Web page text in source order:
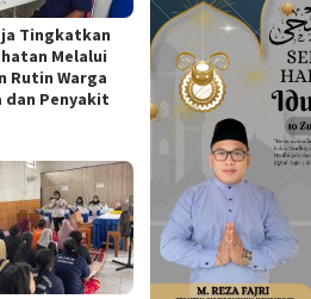
Tingkatkan
Melalui
Rutin Warga
dan Penyakit